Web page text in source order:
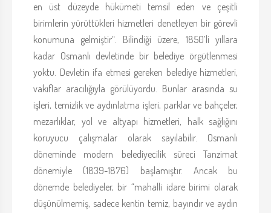
en üst düzeyde hükümeti temsil eden ve çeşitli
birimlerin yürüttükleri hizmetleri denetleyen bir görevli
konumuna gelmiştir“. Bilindiği üzere, 1850’li yıllara
kadar Osmanlı devletinde bir belediye örgütlenmesi
yoktu. Devletin ifa etmesi gereken belediye hizmetleri,
vakıflar aracılığıyla görülüyordu. Bunlar arasında su
işleri, temizlik ve aydınlatma işleri, parklar ve bahçeler,
mezarlıklar, yol ve altyapı hizmetleri, halk sağlığını
koruyucu çalışmalar olarak sayılabilir. Osmanlı
döneminde modern belediyecilik süreci Tanzimat
dönemiyle (1839-1876) başlamıştır. Ancak bu
dönemde belediyeler, bir “mahalli idare birimi olarak
düşünülmemiş, sadece kentin temiz, bayındır ve aydın